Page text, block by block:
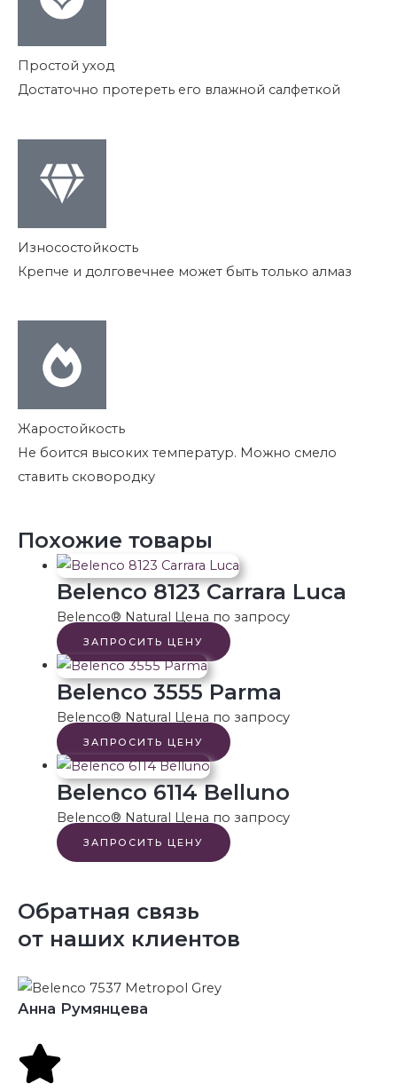
Простой уход
Достаточно протереть его влажной салфеткой
Износостойкость
Крепче и долговечнее может быть только алмаз
Жаростойкость
Не боится высоких температур. Можно смело
ставить сковородку
Похожие товары
Belenco 8123 Carrara Luca
Belenco® Natural Цена по запросу
ЗАПРОСИТЬ ЦЕНУ
Belenco 3555 Parma
Belenco® Natural Цена по запросу
ЗАПРОСИТЬ ЦЕНУ
Belenco 6114 Belluno
Belenco® Natural Цена по запросу
ЗАПРОСИТЬ ЦЕНУ
Обратная связь
от наших клиентов
Анна Румянцева